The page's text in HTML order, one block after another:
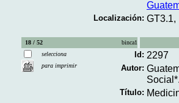
Localización: GT3.1,
18 / 52
binca1
selecciona
para imprimir
Id: 2297
Autor:
Título: